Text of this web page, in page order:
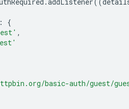
:
{
,
basic-auth/guest/